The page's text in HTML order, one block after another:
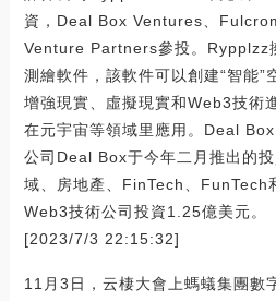
資，Deal Box Ventures、
Venture Partners參投。Rypplzz
測繪軟件，該軟件可以創建“智能”
增強現實、虛擬現實和Web3技術
在元宇宙等領域里應用。Deal
公司Deal Box于今年二月推出的
域、房地產、FinTech、FunTech
Web3技術公司投資1.25億美元。
[2023/7/3 22:15:32]
11月3日，云棲大會上螞蟻集團數